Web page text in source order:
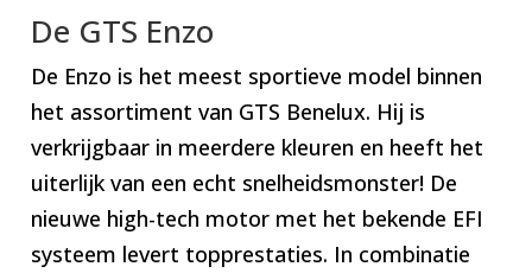
De GTS Enzo
De Enzo is het meest sportieve model binnen
het assortiment van GTS Benelux. Hij is
verkrijgbaar in meerdere kleuren en heeft het
uiterlijk van een echt snelheidsmonster! De
nieuwe high-tech motor met het bekende EFI
systeem levert topprestaties. In combinatie